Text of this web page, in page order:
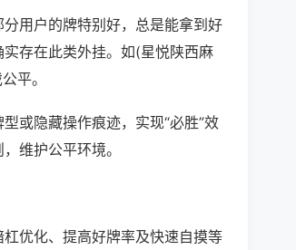
用户的牌特别好，总是能拿到好
存在此类外挂。如(星悦陕西麻
平。
或隐藏操作痕迹，实现“必胜”效
维护公平环境。
优化、提高好牌率及快速自摸等